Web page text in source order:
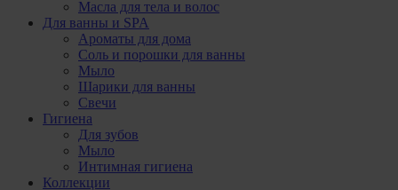
Масла для тела и волос
Для ванны и SPA
Ароматы для дома
Соль и порошки для ванны
Мыло
Шарики для ванны
Свечи
Гигиена
Для зубов
Мыло
Интимная гигиена
Коллекции